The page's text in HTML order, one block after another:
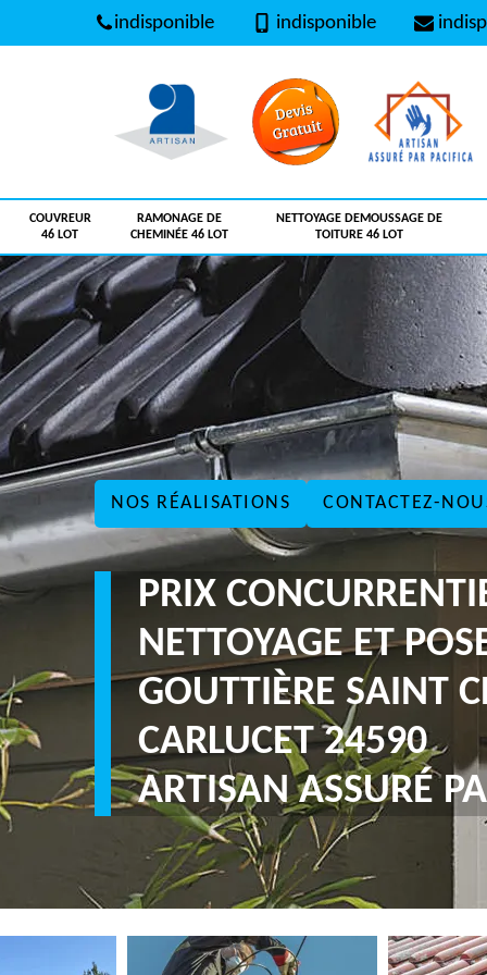
indisponible indisponible
COUVREUR
46 LOT
RAMONAGE DE
CHEMINÉE 46 LOT
NETTOYAGE DEMOUSSAGE DE
TOITURE 46 LOT
NOS RÉALISATIONS CONTACTEZ-
PRIX
NETTOYAGE ET
GOUTTIÈRE SAINT
CARLUCET 24590
ARTISAN ASSURÉ